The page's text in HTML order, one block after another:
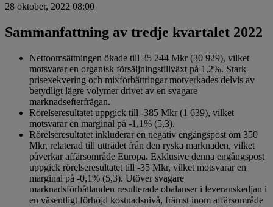
28 oktober, 2022 08:00
Sammanfattning av tredje kvartalet 2022
Nettoomsättningen ökade till 35 244 Mkr (30 929), vilket
motsvarar en organisk försäljningstillväxt på 1,2%. Stark
prisexekvering och mixförbättringar motverkades delvis av
betydligt lägre volymer drivet av en svagare
marknadsefterfrågan.
Rörelseresultatet uppgick till -385 Mkr (1 639), vilket
motsvarar en marginal på -1,1% (5,3).
Rörelseresultatet inkluderar en negativ engångspost om 350
Mkr, relaterad till utträdet från den ryska marknaden, vilket
påverkar affärsområde Europa. Exklusive denna engångspost
uppgick rörelseresultatet till -35 Mkr, vilket motsvarar en
marginal på -0,1% (5,3). Utöver svagare
marknadsförhållanden resulterade obalanser i leveranskedjan i
en väsentligt förhöjd kostnadsnivå, främst inom affärsområde